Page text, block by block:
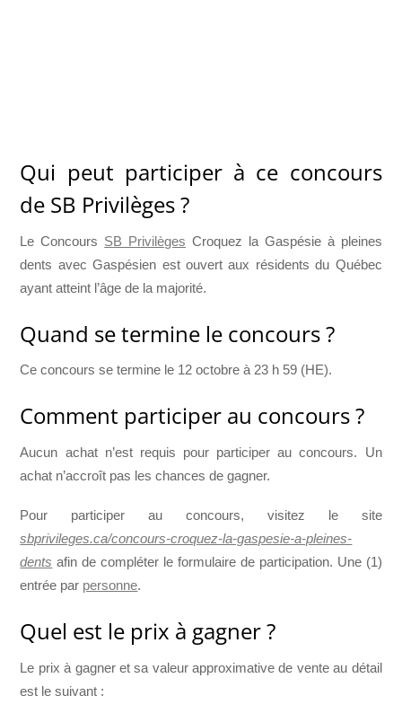
Qui peut participer à ce concours
de SB Privilèges ?
Le Concours SB Privilèges Croquez la Gaspésie à pleines
dents avec Gaspésien est ouvert aux résidents du Québec
ayant atteint l’âge de la majorité.
Quand se termine le concours ?
Ce concours se termine le 12 octobre à 23 h 59 (HE).
Comment participer au concours ?
Aucun achat n’est requis pour participer au concours. Un
achat n’accroît pas les chances de gagner.
Pour participer au concours, visitez le site
sbprivileges.ca/concours-croquez-la-gaspesie-a-pleines-
dents afin de compléter le formulaire de participation. Une (1)
entrée par personne.
Quel est le prix à gagner ?
Le prix à gagner et sa valeur approximative de vente au détail
est le suivant :